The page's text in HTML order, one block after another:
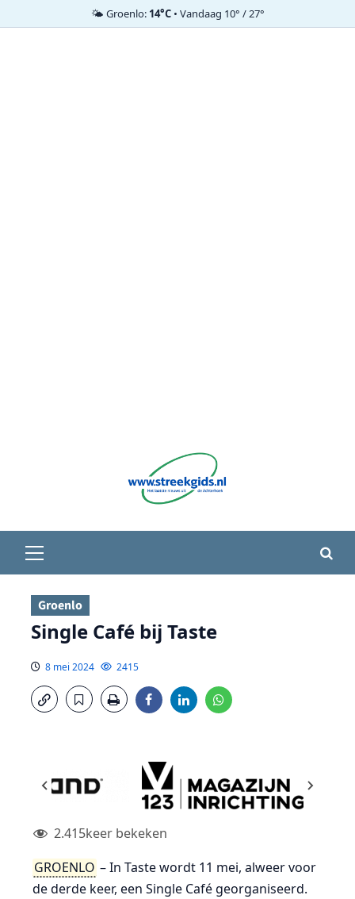
🌤️ Groenlo: 14°C• Vandaag 10° / 27°
menu
Groenlo
Single Café bij Taste
8 mei 2024 2415
2.415keer bekeken
GROENLO – In Taste wordt 11 mei, alweer voor
de derde keer, een Single Café georganiseerd.